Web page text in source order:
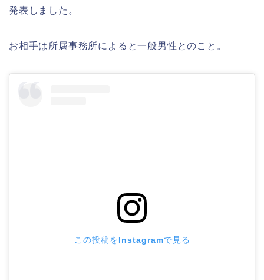
発表しました。
お相手は所属事務所によると一般男性とのこと。
この投稿をInstagramで見る